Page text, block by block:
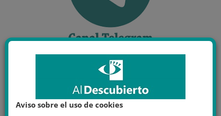
Aviso sobre el uso de cookies